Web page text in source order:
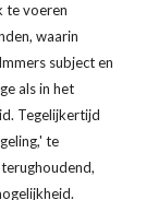
te voeren
waarin
subject en
als in het
Tegelijkertijd
te